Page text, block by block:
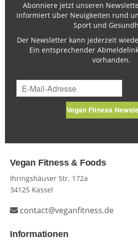
Abonniere jetzt unseren
informiert über Neuigkeiten rund
Sport und
Der Newsletter kann jederzeit
Ein entsprechender
vorhanden.
Vegan Fitness
Vegan Fitness & Foods
Ihringshäuser Str. 172a
34125 Kassel
contact@veganfitness.de
Informationen